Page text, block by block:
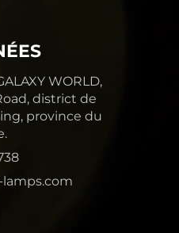
WORLD,
district de
province du